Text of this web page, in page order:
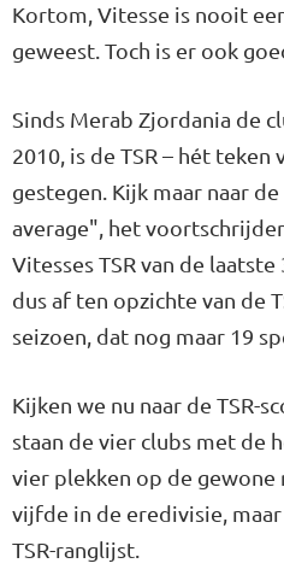
Kortom, Vitesse is nooit
geweest. Toch is er ook
Sinds Merab Zjordania de
2010, is de TSR – hét
gestegen. Kijk maar naar
average", het
Vitesses TSR van de
dus af ten opzichte van de
seizoen, dat nog maar 19
Kijken we nu naar de TSR-
staan de vier clubs met de
vier plekken op de gewone
vijfde in de eredivisie,
TSR-ranglijst.